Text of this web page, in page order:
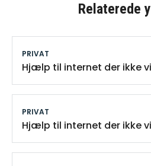
Relaterede
PRIVAT
Hjælp til internet der ikke
PRIVAT
Hjælp til internet der ikke